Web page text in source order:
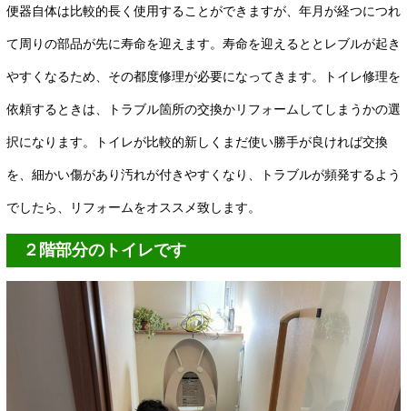
便器自体は比較的長く使用することができますが、年月が経つにつれ
て周りの部品が先に寿命を迎えます。寿命を迎えるととレブルが起き
やすくなるため、その都度修理が必要になってきます。トイレ修理を
依頼するときは、トラブル箇所の交換かリフォームしてしまうかの選
択になります。トイレが比較的新しくまだ使い勝手が良ければ交換
を、細かい傷があり汚れが付きやすくなり、トラブルが頻発するよう
でしたら、リフォームをオススメ致します。
２階部分のトイレです